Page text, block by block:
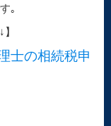
｡
士の相続税申